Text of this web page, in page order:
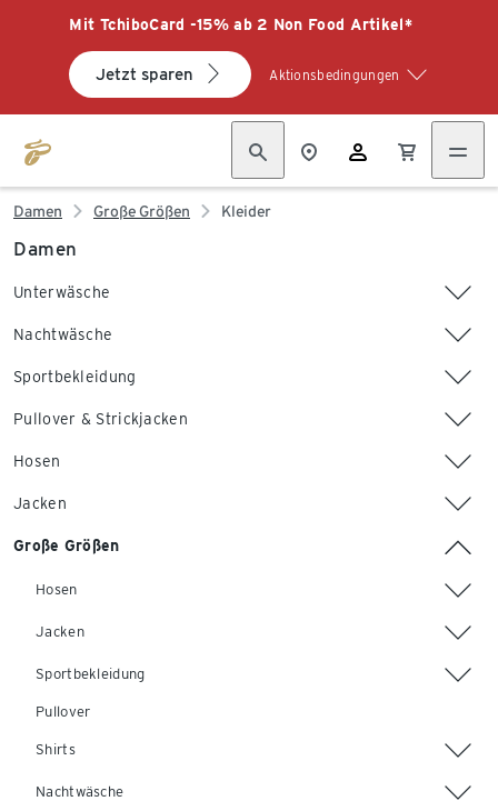
Mit TchiboCard -15% ab 2 Non Food Artikel*
Jetzt sparen Aktionsbedingungen
Damen Große Größen Kleider
Damen
Unterwäsche
Nachtwäsche
Sportbekleidung
Pullover & Strickjacken
Hosen
Jacken
Große Größen
Hosen
Jacken
Sportbekleidung
Pullover
Shirts
Nachtwäsche